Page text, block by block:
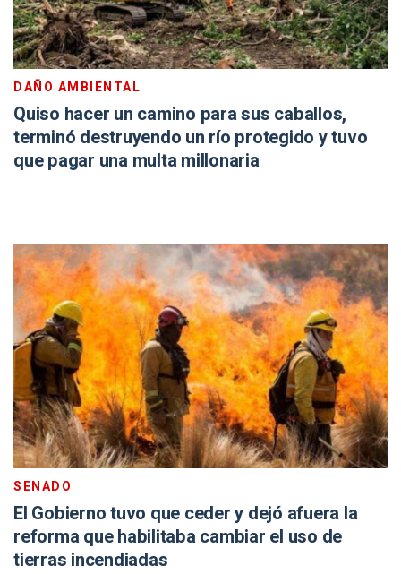
DAÑO AMBIENTAL
Quiso hacer un camino para sus caballos,
terminó destruyendo un río protegido y tuvo
que pagar una multa millonaria
SENADO
El Gobierno tuvo que ceder y dejó afuera la
reforma que habilitaba cambiar el uso de
tierras incendiadas